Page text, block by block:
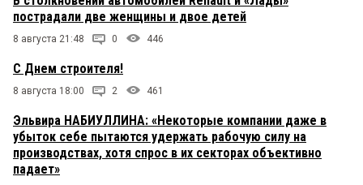
пострадали две женщины и двое детей
8 августа 21:48 0 446
С Днем строителя!
8 августа 18:00 2 461
Эльвира НАБИУЛЛИНА: «Некоторые компании даже в
убыток себе пытаются удержать рабочую силу на
производствах, хотя спрос в их секторах объективно
падает»